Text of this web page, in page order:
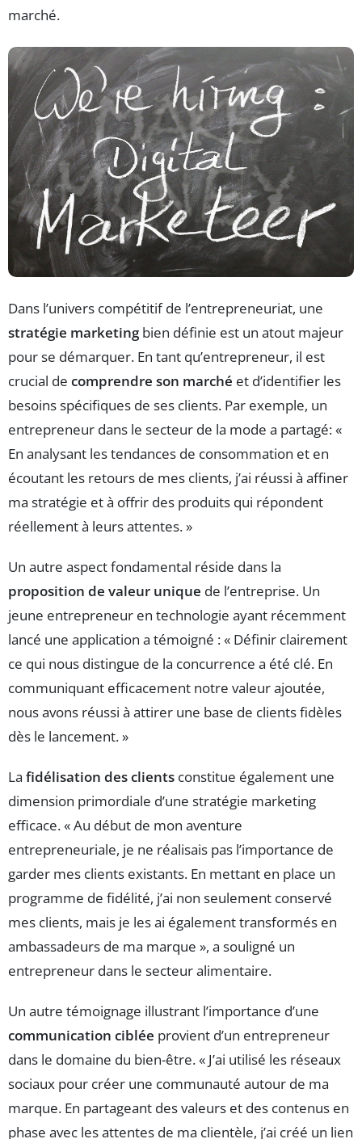
marché.
Dans l’univers compétitif de l’entrepreneuriat, une
stratégie marketingbien définie est un atout majeur
pour se démarquer. En tant qu’entrepreneur, il est
crucial de comprendre son marché et d’identifier les
besoins spécifiques de ses clients. Par exemple, un
entrepreneur dans le secteur de la mode a partagé: «
En analysant les tendances de consommation et en
écoutant les retours de mes clients, j’ai réussi à affiner
ma stratégie et à offrir des produits qui répondent
réellement à leurs attentes. »
Un autre aspect fondamental réside dans la
proposition de valeur unique de l’entreprise. Un
jeune entrepreneur en technologie ayant récemment
lancé une application a témoigné : « Définir clairement
ce qui nous distingue de la concurrence a été clé. En
communiquant efficacement notre valeur ajoutée,
nous avons réussi à attirer une base de clients fidèles
dès le lancement. »
La fidélisation des clients constitue également une
dimension primordiale d’une stratégie marketing
efficace. « Au début de mon aventure
entrepreneuriale, je ne réalisais pas l’importance de
garder mes clients existants. En mettant en place un
programme de fidélité, j’ai non seulement conservé
mes clients, mais je les ai également transformés en
ambassadeurs de ma marque », a souligné un
entrepreneur dans le secteur alimentaire.
Un autre témoignage illustrant l’importance d’une
communication ciblée provient d’un entrepreneur
dans le domaine du bien-être. « J’ai utilisé les réseaux
sociaux pour créer une communauté autour de ma
marque. En partageant des valeurs et des contenus en
phase avec les attentes de ma clientèle, j’ai créé un lien